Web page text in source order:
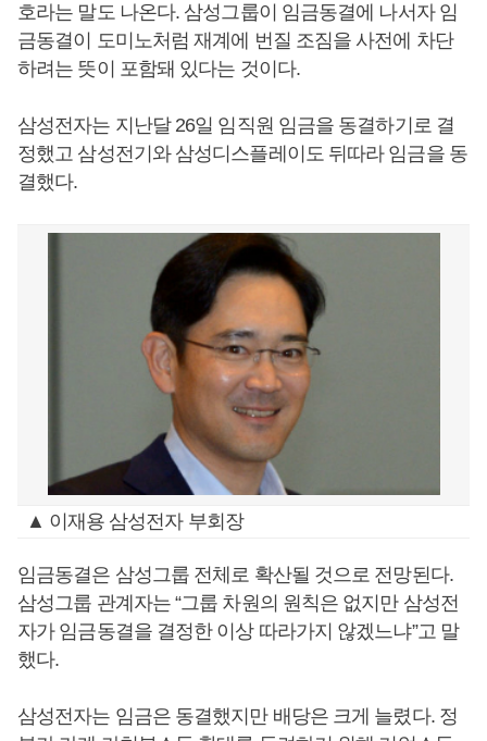
호라는 말도 나온다. 삼성그룹이 임금동결에 나서자 임
금동결이 도미노처럼 재계에 번질 조짐을 사전에 차단
하려는 뜻이 포함돼 있다는 것이다.
삼성전자는 지난달 26일 임직원 임금을 동결하기로 결
정했고 삼성전기와 삼성디스플레이도 뒤따라 임금을 동
결했다.
▲ 이재용 삼성전자 부회장
임금동결은 삼성그룹 전체로 확산될 것으로 전망된다.
삼성그룹 관계자는 “그룹 차원의 원칙은 없지만 삼성전
자가 임금동결을 결정한 이상 따라가지 않겠느냐”고 말
했다.
삼성전자는 임금은 동결했지만 배당은 크게 늘렸다. 정